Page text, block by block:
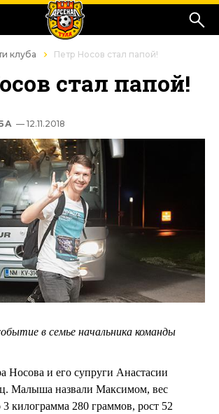
клуба Петр Носов стал папой!
стал папой!
— 12.11.2018
в семье начальника команды
Носова и его супруги Анастасии
Малыша назвали Максимом, вес
килограмма 280 граммов, рост 52